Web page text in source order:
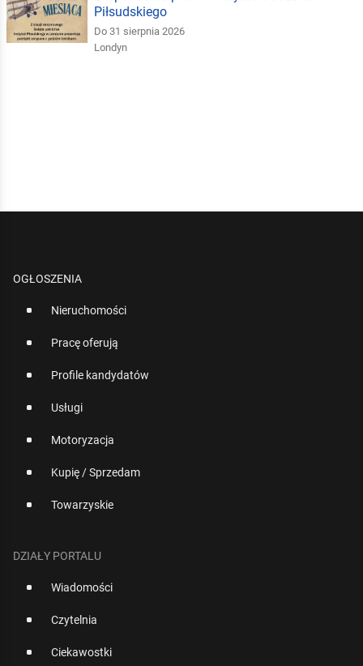
Piłsudskiego
Do 31 sierpnia 2026
Londyn
OGŁOSZENIA
Nieruchomości
Pracę oferują
Profile kandydatów
Usługi
Motoryzacja
Kupię / Sprzedam
Towarzyskie
DZIAŁY PORTALU
Wiadomości
Czytelnia
Ciekawostki